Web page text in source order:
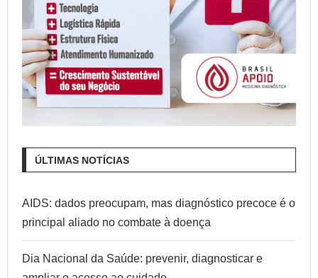
ÚLTIMAS NOTÍCIAS
AIDS: dados preocupam, mas diagnóstico precoce é o
principal aliado no combate à doença
Dia Nacional da Saúde: prevenir, diagnosticar e